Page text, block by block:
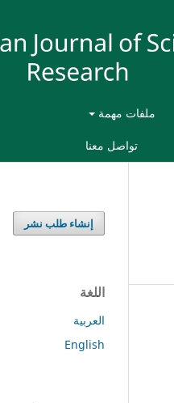
ملفات مهمة
تواصل معنا
إنشاء طلب نشر
اللغة
العربية
English